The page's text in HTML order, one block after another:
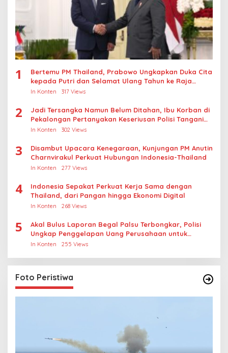
1
Bertemu PM Thailand, Prabowo Ungkapkan Duka Cita
kepada Putri dan Selamat Ulang Tahun ke Raja
Thailand
In Konten 317 Views
2
Jadi Tersangka Namun Belum Ditahan, Ibu Korban di
Pekalongan Pertanyakan Keseriusan Polisi Tangani
Kasus Rudapksa Sampai Anaknya Hamil
In Konten 302 Views
3
Disambut Upacara Kenegaraan, Kunjungan PM Anutin
Charnvirakul Perkuat Hubungan Indonesia-Thailand
In Konten 277 Views
4
Indonesia Sepakat Perkuat Kerja Sama dengan
Thailand, dari Pangan hingga Ekonomi Digital
In Konten 268 Views
5
Akal Bulus Laporan Begal Palsu Terbongkar, Polisi
Ungkap Penggelapan Uang Perusahaan untuk
Crypto
In Konten 255 Views
Foto Peristiwa